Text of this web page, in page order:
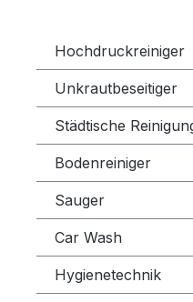
Hochdruckreiniger
Unkrautbeseitiger
Städtische
Bodenreiniger
Sauger
Car Wash
Hygienetechnik